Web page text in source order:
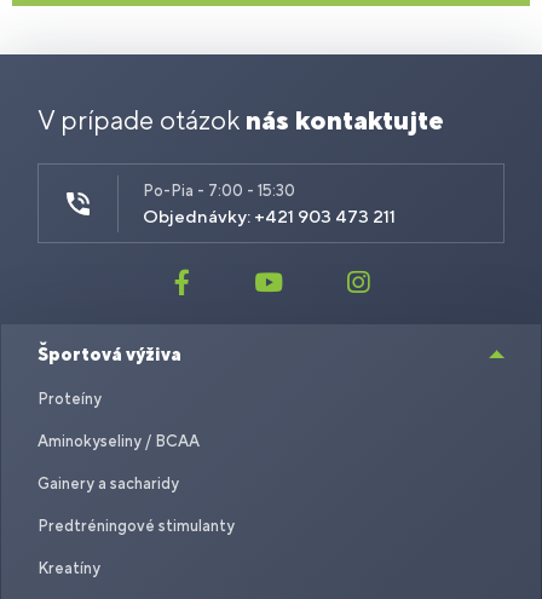
V prípade otázok nás kontaktujte
Po-Pia - 7:00 - 15:30
Objednávky: +421 903 473 211
Športová výživa
Proteíny
Aminokyseliny / BCAA
Gainery a sacharidy
Predtréningové stimulanty
Kreatíny